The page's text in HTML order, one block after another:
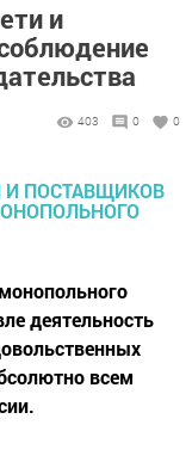
и
403 0 0
деятельность
всем